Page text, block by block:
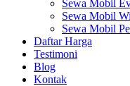
Sewa Mobil
Sewa Mobil
Sewa Mobil
Daftar Harga
Testimoni
Blog
Kontak